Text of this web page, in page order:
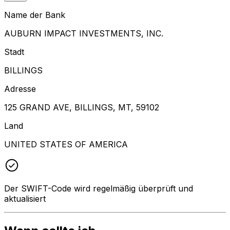
Name der Bank
AUBURN IMPACT INVESTMENTS, INC.
Stadt
BILLINGS
Adresse
125 GRAND AVE, BILLINGS, MT, 59102
Land
UNITED STATES OF AMERICA
Der SWIFT-Code wird regelmäßig überprüft und
aktualisiert